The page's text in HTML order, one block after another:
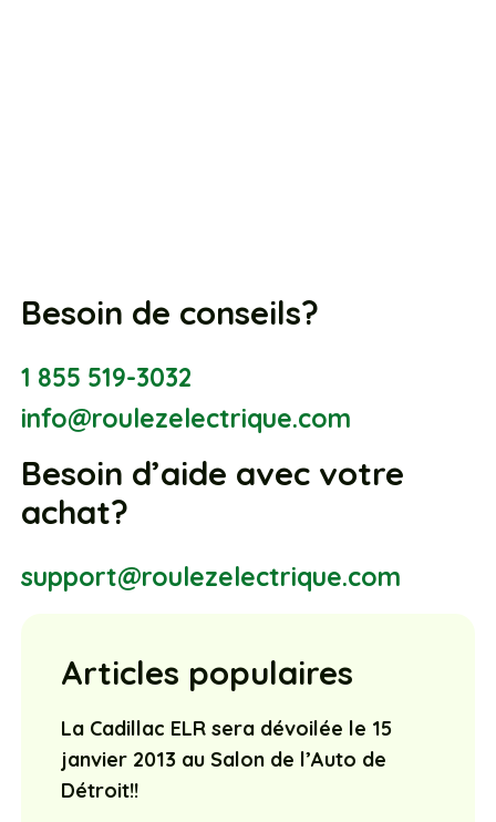
Besoin de conseils?
1 855 519-3032
info@roulezelectrique.com
Besoin d’aide avec votre
achat?
support@roulezelectrique.com
Articles populaires
La Cadillac ELR sera dévoilée le 15
janvier 2013 au Salon de l’Auto de
Détroit!!